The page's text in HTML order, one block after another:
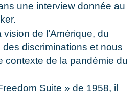
une interview donnée au
vision de l’Amérique, du
des discriminations et nous
contexte de la pandémie du
Suite » de 1958, il